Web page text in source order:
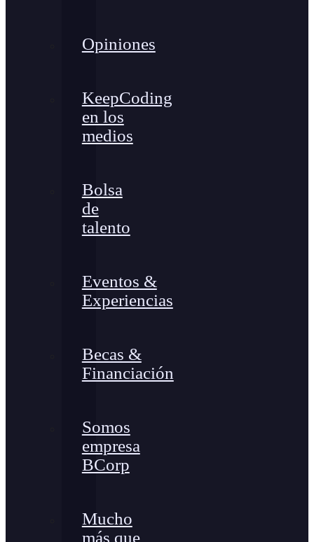
Opiniones
KeepCoding
en los
medios
Bolsa
de
talento
Eventos &
Experiencias
Becas &
Financiación
Somos
empresa
BCorp
Mucho
más que